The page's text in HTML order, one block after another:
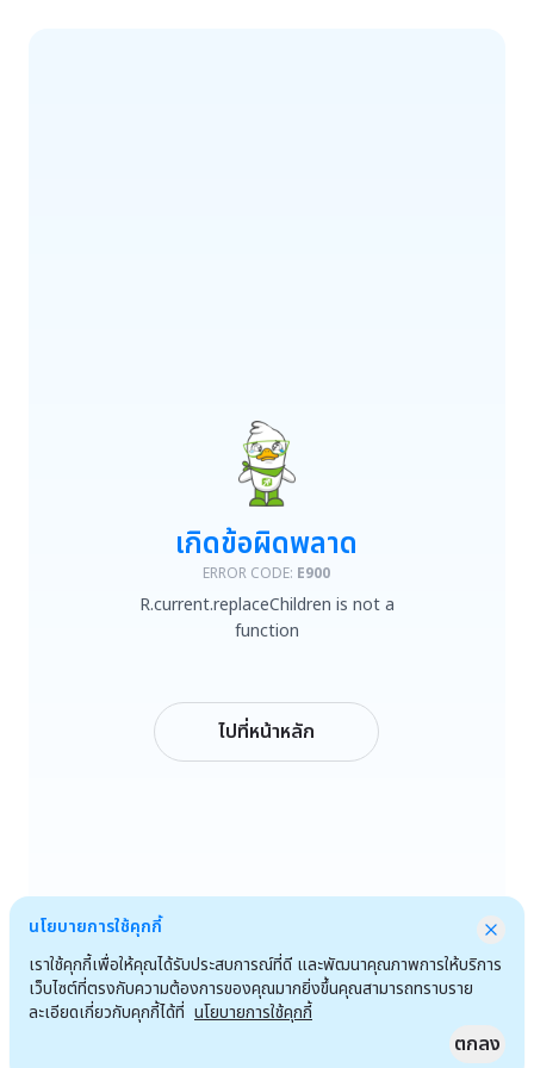
R.current.replaceChildren is not a function
เกิดข้อผิดพลาด
ERROR CODE: E900
R.current.replaceChildren is not a
function
ไปที่หน้าหลัก
นโยบายการใช้คุกกี้
เราใช้คุกกี้เพื่อให้คุณได้รับประสบการณ์ที่ดี และพัฒนาคุณภาพการให้บริการ
เว็บไซต์ที่ตรงกับความต้องการของคุณมากยิ่งขึ้นคุณสามารถทราบราย
ละเอียดเกี่ยวกับคุกกี้ได้ที่ นโยบายการใช้คุกกี้
ตกลง